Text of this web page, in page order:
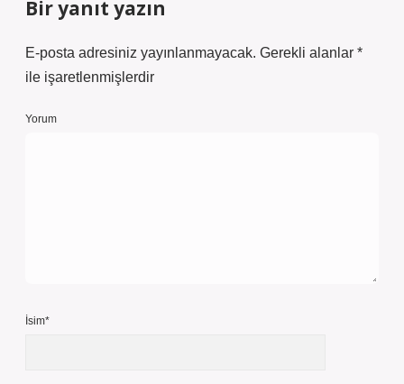
Bir yanıt yazın
E-posta adresiniz yayınlanmayacak. Gerekli alanlar *
ile işaretlenmişlerdir
Yorum
İsim*